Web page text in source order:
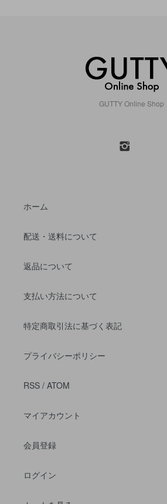
GUTTY Online Shop
ホーム
配送・送料について
返品について
支払い方法について
特定商取引法に基づく表記
プライバシーポリシー
RSS / ATOM
マイアカウント
会員登録
ログイン